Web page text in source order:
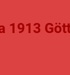
1913